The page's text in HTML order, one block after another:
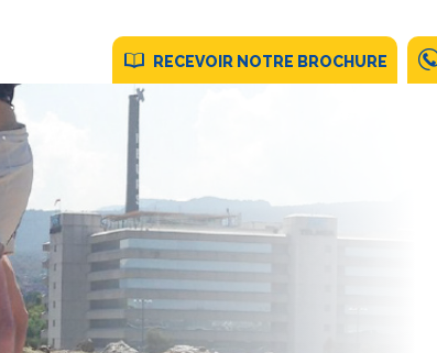
RECEVOIR NOTRE BROCHURE